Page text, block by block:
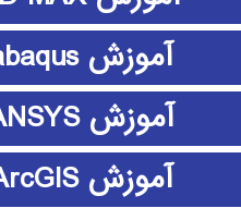
آموزش abaqus
آموزش ANSYS
آموزش ArcGIS